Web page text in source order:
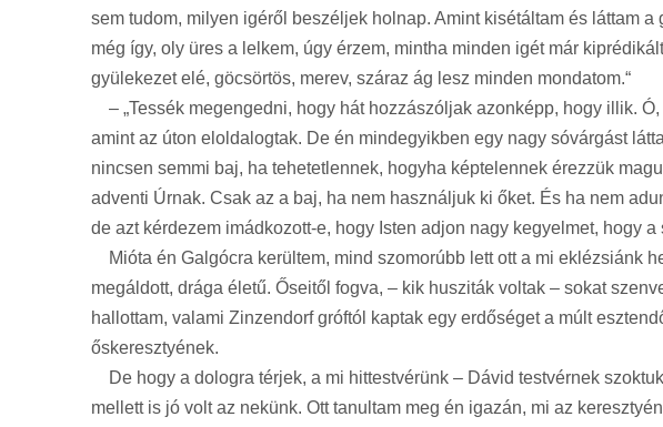
sem tudom, milyen igéről beszéljek holnap. Amint kisétáltam és láttam
még így, oly üres a lelkem, úgy érzem, mintha minden igét már
gyülekezet elé, göcsörtös, merev, száraz ág lesz minden mondatom.“
– „Tessék megengedni, hogy hát hozzászóljak azonképp, hogy illik.
amint az úton eloldalogtak. De én mindegyikben egy nagy sóvárgást
nincsen semmi baj, ha tehetetlennek, hogyha képtelennek érezzük
adventi Úrnak. Csak az a baj, ha nem használjuk ki őket. És ha nem
de azt kérdezem imádkozott-e, hogy Isten adjon nagy kegyelmet, hogy
Mióta én Galgócra kerültem, mind szomorúbb lett ott a mi eklézsiánk
megáldott, drága életű. Őseitől fogva, – kik husziták voltak – sokat
hallottam, valami Zinzendorf gróftól kaptak egy erdőséget a múlt
őskeresztyének.
De hogy a dologra térjek, a mi hittestvérünk – Dávid testvérnek
mellett is jó volt az nekünk. Ott tanultam meg én igazán, mi az